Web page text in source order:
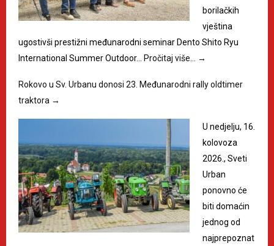
borilačkih
vještina
ugostivši prestižni međunarodni seminar Dento Shito Ryu
International Summer Outdoor…
Pročitaj više… →
Rokovo u Sv. Urbanu donosi 23. Međunarodni rally oldtimer
traktora →
U nedjelju, 16.
kolovoza
2026., Sveti
Urban
ponovno će
biti domaćin
jednog od
najprepoznat